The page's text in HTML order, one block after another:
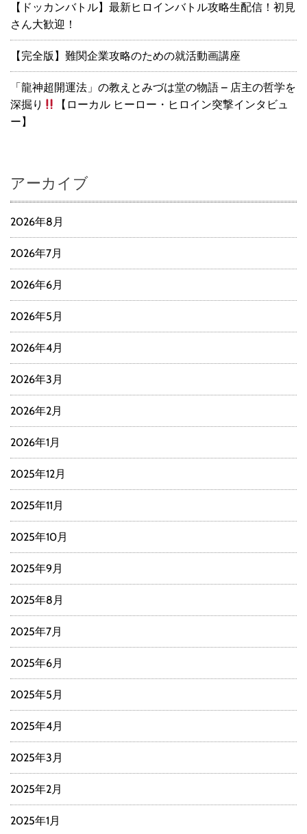
【ドッカンバトル】最新ヒロインバトル攻略生配信！初見
さん大歓迎！
【完全版】難関企業攻略のための就活動画講座
「龍神超開運法」の教えとみづは堂の物語 – 店主の哲学を
深掘り
【ローカル ヒーロー・ヒロイン突撃インタビュ
ー】
アーカイブ
2026年8月
2026年7月
2026年6月
2026年5月
2026年4月
2026年3月
2026年2月
2026年1月
2025年12月
2025年11月
2025年10月
2025年9月
2025年8月
2025年7月
2025年6月
2025年5月
2025年4月
2025年3月
2025年2月
2025年1月